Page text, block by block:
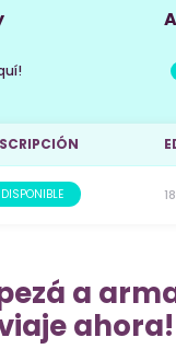
DISPONIBLE
a
ahora!